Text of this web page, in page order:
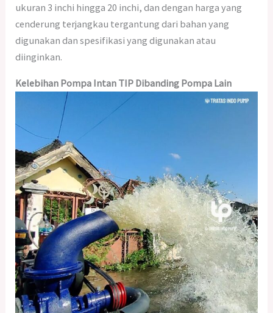
ukuran 3 inchi hingga 20 inchi, dan dengan harga yang
cenderung terjangkau tergantung dari bahan yang
digunakan dan spesifikasi yang digunakan atau
diinginkan.
Kelebihan Pompa Intan TIP Dibanding Pompa Lain